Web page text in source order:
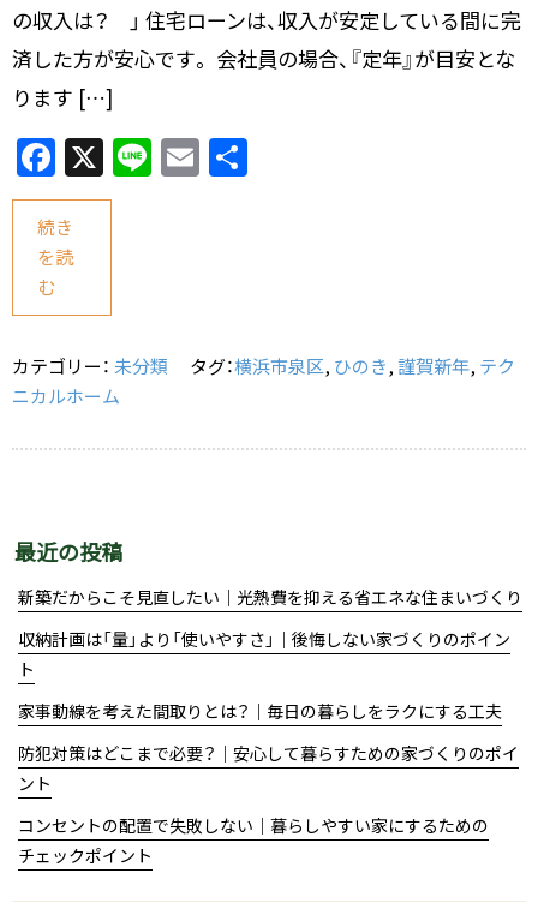
の収入は？ 」 住宅ローンは、収入が安定している間に完
済した方が安心です。 会社員の場合、『定年』が目安とな
ります […]
F
a
c
e
b
o
o
X Li
n
E
m
続き
を読
む
カテゴリー： 未分類 タグ：横浜市泉区, ひのき,謹賀新年, テク
ニカルホーム
最近の投稿
新築だからこそ見直したい｜光熱費を抑える省エネな住まいづくり
収納計画は「量」より「使いやすさ」｜後悔しない家づくりのポイン
ト
家事動線を考えた間取りとは？｜毎日の暮らしをラクにする工夫
防犯対策はどこまで必要？｜安心して暮らすための家づくりのポイ
ント
コンセントの配置で失敗しない｜暮らしやすい家にするための
チェックポイント